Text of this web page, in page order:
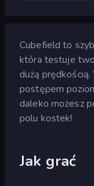
Cubefield to
która testuje
dużą
postępem
daleko możesz
polu kostek!
Jak grać